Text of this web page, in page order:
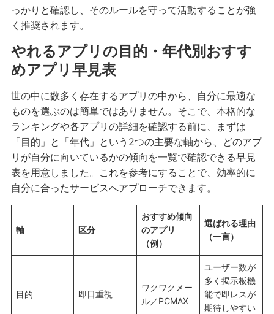
っかりと確認し、そのルールを守って活動することが強
く推奨されます。
やれるアプリの目的・年代別おすす
めアプリ早見表
世の中に数多く存在するアプリの中から、自分に最適な
ものを選ぶのは簡単ではありません。そこで、本格的な
ランキングや各アプリの詳細を確認する前に、まずは
「目的」と「年代」という2つの主要な軸から、どのアプ
リが自分に向いているかの傾向を一覧で確認できる早見
表を用意しました。これを参考にすることで、効率的に
自分に合ったサービスへアプローチできます。
軸 区分
おすすめ傾向
のアプリ
（例）
選ばれる理由
（一言）
目的 即日重視
ワクワクメー
ル／PCMAX
ユーザー数が
多く掲示板機
能で即レスが
期待しやすい